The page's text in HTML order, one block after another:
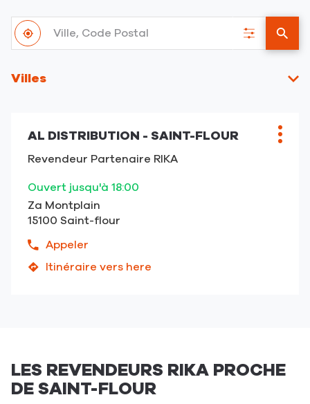
À
proximité
,
trouver
un
point
RIKA
Ville,
Code
Postal
Filtrer
les
un
point
Villes
Point
de
vente
:
AL DISTRIBUTION - SAINT-FLOUR
Revendeur Partenaire RIKA
Ouvert jusqu'à 18:00
Za Montplain
15100 Saint-flour
Appeler
Afficher
le
vente
AL
Itinéraire vers here
jusqu'au
-
Saint-
Flour
Plus
LES REVENDEURS RIKA PROCHE
DE SAINT-FLOUR